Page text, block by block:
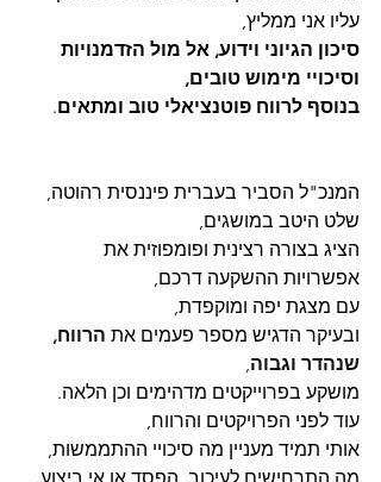
עליו אני ממליץ,
סיכון הגיוני וידוע, אל מול הזדמנויות
וסיכויי מימוש טובים,
בנוסף לרווח פוטנציאלי טוב ומתאים.
המנכ"ל הסביר בעברית פיננסית רהוטה,
שלט היטב במושגים,
הציג בצורה רצינית ופומפוזית את
אפשרויות ההשקעה דרכם,
עם מצגת יפה ומוקפדת,
ובעיקר הדגיש מספר פעמים את הרווח,
שנהדר וגבוה,
מושקע בפרוייקטים מדהימים וכן הלאה.
עוד לפני הפרויקטים והרווח,
אותי תמיד מעניין מה סיכויי ההתממשות,